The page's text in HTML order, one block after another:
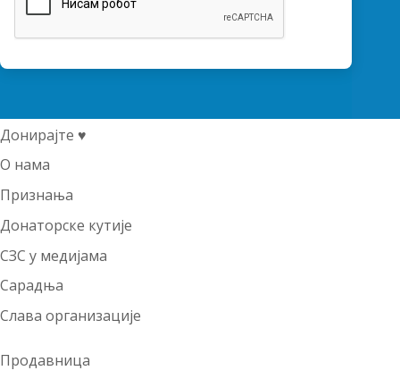
Донирајте ♥
О нама
Признања
Донаторске кутије
СЗС у медијама
Сарадња
Слава организације
Продавница